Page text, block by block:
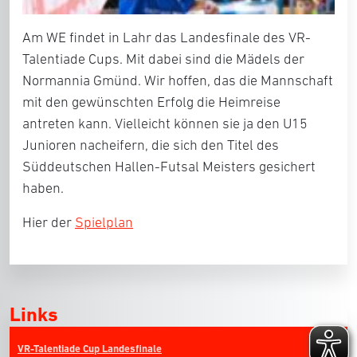
Am WE findet in Lahr das Landesfinale des VR-
Talentiade Cups. Mit dabei sind die Mädels der
Normannia Gmünd. Wir hoffen, das die Mannschaft
mit den gewünschten Erfolg die Heimreise
antreten kann. Vielleicht können sie ja den U15
Junioren nacheifern, die sich den Titel des
Süddeutschen Hallen-Futsal Meisters gesichert
haben.
Hier der Spielplan
Links
VR-Talentiade Cup Landesfinale